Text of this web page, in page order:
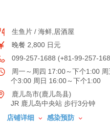
生鱼片 / 海鲜,居酒屋
晚餐 2,800 日元
099-257-1688 (+81-99-257-
周一～周四 17:00～下个1:00
个3:00 周日 16:00～下个1:00
鹿儿岛市(鹿儿岛县)
JR 鹿儿岛中央站 步行3分钟
店铺详细
感染预防